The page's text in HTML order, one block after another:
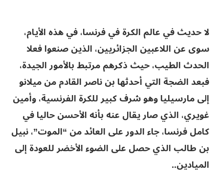
لا حديث في عالم الكرة في فرنسا، في هذه الأيام،
سوى عن اللاعبين الجزائريين، الذين صنعوا فعلا
الحدث الطيب، حيث ذكرهم مرتبط بالأمور الجيدة،
فبعد الضجة التي أحدثها بن ناصر القادم من ميلانو
إلى مارسيليا وهو شرف كبير للكرة الفرنسية، وأمين
غويري، الذي صار يقال عنه بأنه الأحسن حاليا في
كامل فرنسا، جاء الدور على العائد من “الموت”، نبيل
بن طالب الذي حصل على الضوء الأخضر للعودة إلى
الميادين..